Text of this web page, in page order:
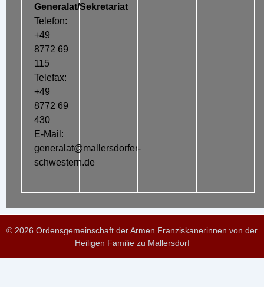
Generalat/Sekretariat
Telefon:
+49
8772 69
115
Telefax:
+49
8772 69
430
E-Mail:
generalat@mallersdorfer-
schwestern.de
© 2026 Ordensgemeinschaft der Armen Franziskanerinnen von der
Heiligen Familie zu Mallersdorf